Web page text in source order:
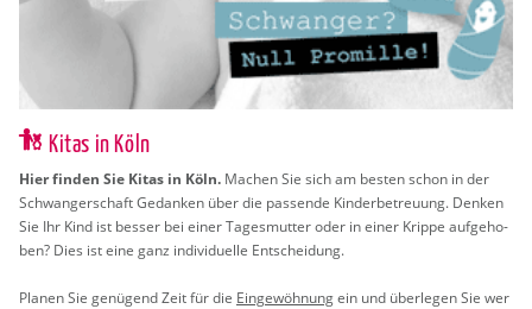
Kitas in Köln
Hier fin­den Sie Kitas in Köln. Ma­chen Sie sich am bes­ten schon in der
Schwan­ger­schaft Ge­dan­ken über die pas­sen­de Kin­der­be­treu­ung. Den­ken
Sie Ihr Kind ist bes­ser bei einer Ta­ges­mut­ter oder in einer Krip­pe auf­ge­ho­
ben? Dies ist eine ganz in­di­vi­du­el­le Ent­schei­dung.
Pla­nen Sie ge­nü­gend Zeit für die Ein­ge­wöh­nungein und über­le­gen Sie wer